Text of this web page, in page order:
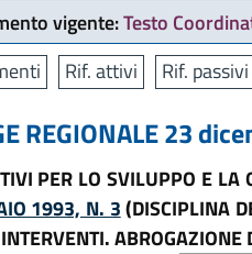
vigente:Testo
Rif. attivi Rif. passivi
REGIONALE 23
PER LO SVILUPPO E LA
1993, N. 3(DISCIPLINA
ABROGAZIONE